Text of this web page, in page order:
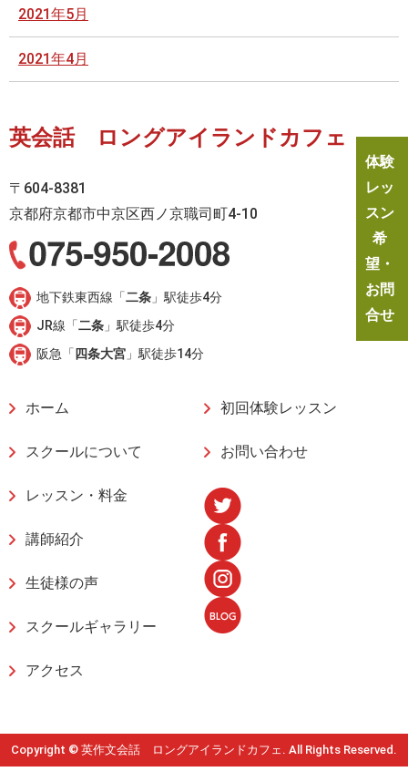
2021年5月
2021年4月
英会話 ロングアイランドカフェ
〒604-8381
京都府京都市中京区西ノ京職司町4-10
地下鉄東西線「二条 」駅徒歩4分
JR線「二条 」駅徒歩4分
阪急「四条大宮 」駅徒歩14分
ホーム
スクールについて
レッスン・料金
講師紹介
生徒様の声
スクールギャラリー
アクセス
初回体験レッスン
お問い合わせ
体験
レッ
スン
希
望・
お問
合せ
Copyright © 英作文会話 ロングアイランドカフェ. All Rights Reserved.